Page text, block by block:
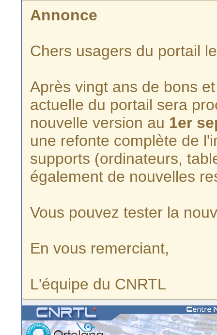
Annonce
Chers usagers du portail
Après vingt ans de bons
actuelle du portail sera
nouvelle version au 1er
une refonte complète de
supports (ordinateurs,
également de nouvelles
Vous pouvez tester la
En vous remerciant,
L'équipe du CNRTL